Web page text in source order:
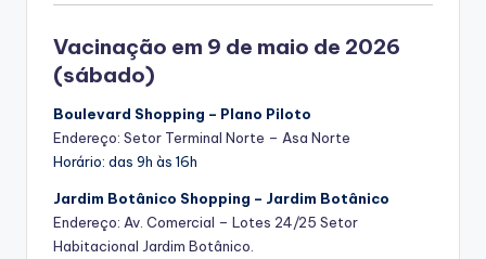
Vacinação em 9 de maio de 2026
(sábado)
Boulevard Shopping – Plano Piloto
Endereço: Setor Terminal Norte – Asa Norte
Horário: das 9h às 16h
Jardim Botânico Shopping – Jardim Botânico
Endereço: Av. Comercial – Lotes 24/25 Setor
Habitacional Jardim Botânico.